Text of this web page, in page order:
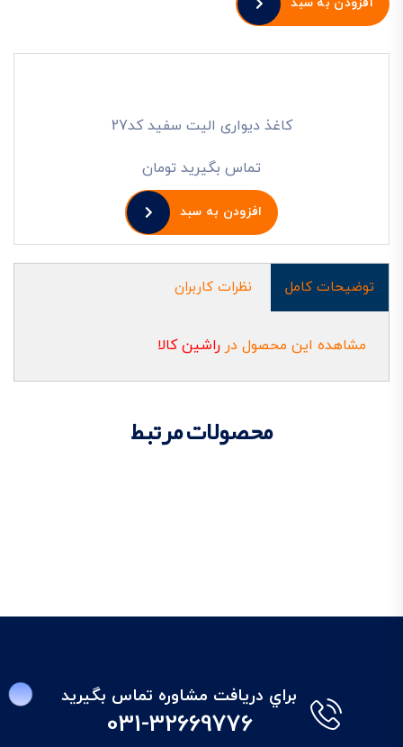
کاغذ دیواری الیت سفید کد27
تماس بگیرید تومان
افزودن به سبد
توضیحات کامل نظرات کاربران
مشاهده این محصول در راشین کالا
محصولات مرتبط
براي دريافت مشاوره تماس بگيريد
031-32669776